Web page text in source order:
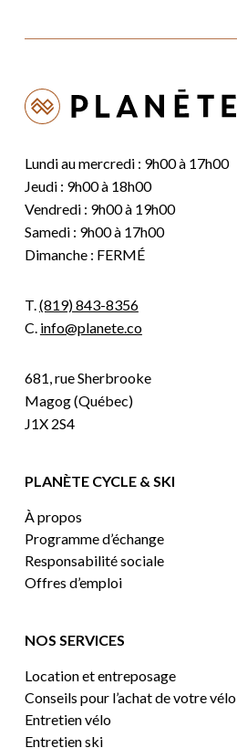
Lundi au mercredi : 9h00 à 17h00
Jeudi : 9h00 à 18h00
Vendredi : 9h00 à 19h00
Samedi : 9h00 à 17h00
Dimanche : FERMÉ
T.(819) 843-8356
C. info@planete.co
681, rue Sherbrooke
Magog (Québec)
J1X 2S4
PLANÈTE CYCLE & SKI
À propos
Programme d’échange
Responsabilité sociale
Offres d’emploi
NOS SERVICES
Location et entreposage
Conseils pour l’achat de votre vélo
Entretien vélo
Entretien ski